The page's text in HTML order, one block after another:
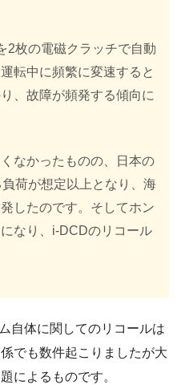
2枚の電磁クラッチで自動
転中に頻繁に変速すると
、故障が頻発する傾向に
なかったものの、日本の
荷が想定以上となり、海
したのです。そしてホン
なり、i-DCDのリコール
自体に関してのリコールは
でも数件起こりましたが大
によるものです。